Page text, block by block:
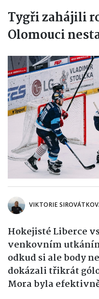
Tygři zahájili
Olomouci
VIKTORIE
Hokejisté Liberce
venkovním
odkud si ale body
dokázali třikrát
Mora byla